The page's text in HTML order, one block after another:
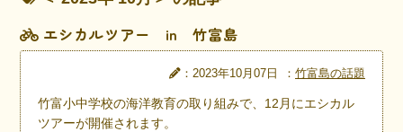
エシカルツアー in 竹富島
： 竹富島の話題
：2023年10月07日
竹富小中学校の海洋教育の取り組みで、12月にエシカル
ツアーが開催されます。